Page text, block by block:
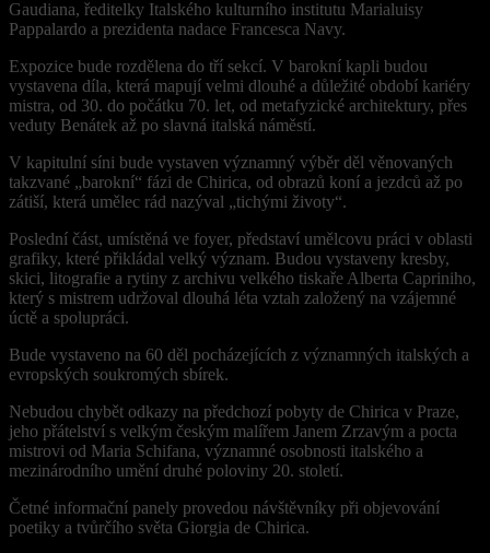
Gaudiana, ředitelky Italského kulturního institutu Marialuisy
Pappalardo a prezidenta nadace Francesca Navy.
Expozice bude rozdělena do tří sekcí. V barokní kapli budou
vystavena díla, která mapují velmi dlouhé a důležité období kariéry
mistra, od 30. do počátku 70. let, od metafyzické architektury, přes
veduty Benátek až po slavná italská náměstí.
V kapitulní síni bude vystaven významný výběr děl věnovaných
takzvané „barokní“ fázi de Chirica, od obrazů koní a jezdců až po
zátiší, která umělec rád nazýval „tichými životy“.
Poslední část, umístěná ve foyer, představí umělcovu práci v oblasti
grafiky, které přikládal velký význam. Budou vystaveny kresby,
skici, litografie a rytiny z archivu velkého tiskaře Alberta Capriniho,
který s mistrem udržoval dlouhá léta vztah založený na vzájemné
úctě a spolupráci.
Bude vystaveno na 60 děl pocházejících z významných italských a
evropských soukromých sbírek.
Nebudou chybět odkazy na předchozí pobyty de Chirica v Praze,
jeho přátelství s velkým českým malířem Janem Zrzavým a pocta
mistrovi od Maria Schifana, významné osobnosti italského a
mezinárodního umění druhé poloviny 20. století.
Četné informační panely provedou návštěvníky při objevování
poetiky a tvůrčího světa Giorgia de Chirica.